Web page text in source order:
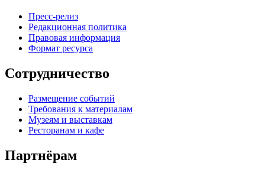
Пресс-релиз
Редакционная политика
Правовая информация
Формат ресурса
Сотрудничество
Размещение событий
Требования к материалам
Музеям и выставкам
Ресторанам и кафе
Партнёрам